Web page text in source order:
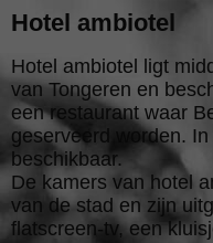
Hotel ambiotel
Hotel ambiotel ligt
van Tongeren en
een restaurant waar
geserveerd worden.
beschikbaar.
De kamers van hotel
van de stad en zijn
flatscreen-tv, een